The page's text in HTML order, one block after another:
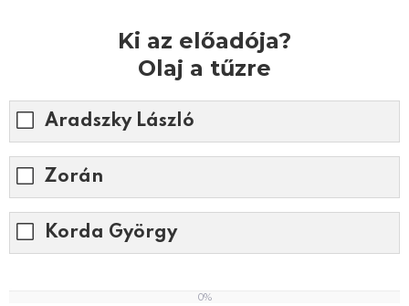
Ki az előadója?
Olaj a tűzre
Aradszky László
Zorán
Korda György
0%